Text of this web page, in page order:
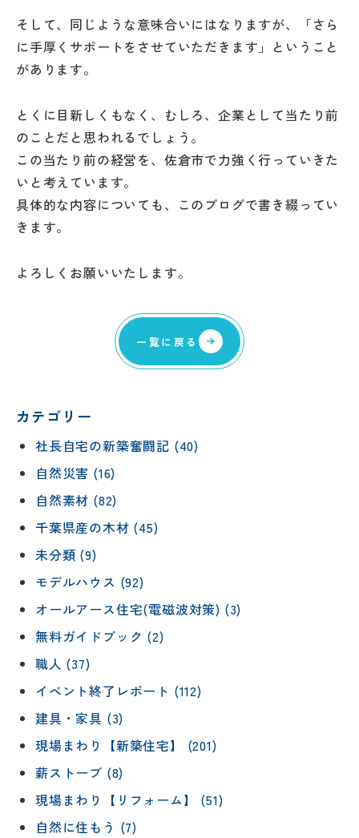
そして、同じような意味合いにはなりますが、「さら
に手厚くサポートをさせていただきます」ということ
があります。
とくに目新しくもなく、むしろ、企業として当たり前
のことだと思われるでしょう。
この当たり前の経営を、佐倉市で力強く行っていきた
いと考えています。
具体的な内容についても、このブログで書き綴ってい
きます。
よろしくお願いいたします。
一覧に戻る
カテゴリー
社長自宅の新築奮闘記 (40)
自然災害 (16)
自然素材 (82)
千葉県産の木材 (45)
未分類 (9)
モデルハウス (92)
オールアース住宅(電磁波対策) (3)
無料ガイドブック (2)
職人 (37)
イベント終了レポート (112)
建具・家具 (3)
現場まわり【新築住宅】 (201)
薪ストーブ (8)
現場まわり【リフォーム】 (51)
自然に住もう (7)